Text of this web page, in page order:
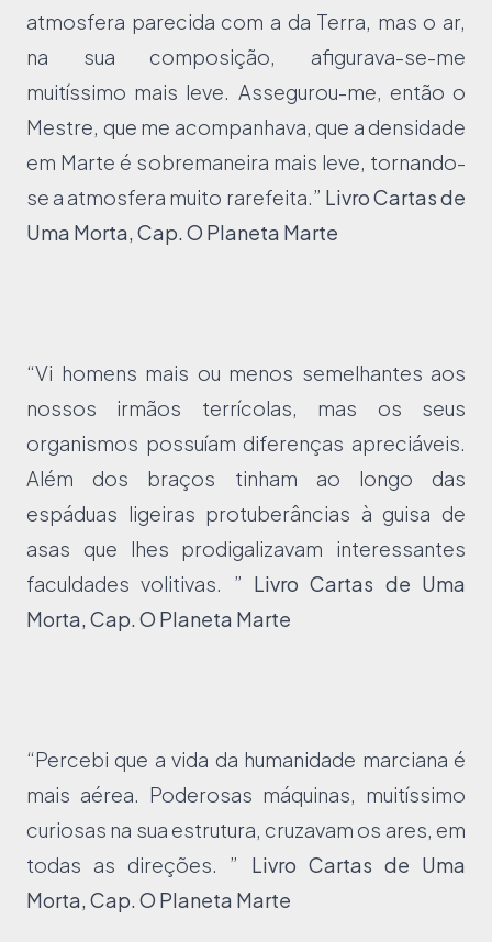
atmosfera parecida com a da Terra, mas o ar,
na sua composição, afigurava-se-me
muitíssimo mais leve. Assegurou-me, então o
Mestre, que me acompanhava, que a densidade
em Marte é sobremaneira mais leve, tornando-
se a atmosfera muito rarefeita.” Livro Cartas de
Uma Morta, Cap. O Planeta Marte
“Vi homens mais ou menos semelhantes aos
nossos irmãos terrícolas, mas os seus
organismos possuíam diferenças apreciáveis.
Além dos braços tinham ao longo das
espáduas ligeiras protuberâncias à guisa de
asas que lhes prodigalizavam interessantes
faculdades volitivas. ” Livro Cartas de Uma
Morta, Cap. O Planeta Marte
“Percebi que a vida da humanidade marciana é
mais aérea. Poderosas máquinas, muitíssimo
curiosas na sua estrutura, cruzavam os ares, em
todas as direções. ” Livro Cartas de Uma
Morta, Cap. O Planeta Marte